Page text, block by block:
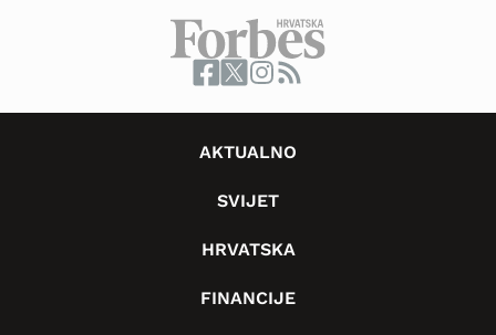
AKTUALNO
SVIJET
HRVATSKA
FINANCIJE